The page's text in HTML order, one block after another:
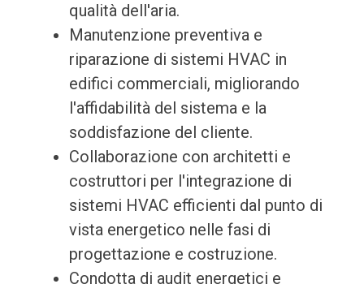
qualità dell'aria.
Manutenzione preventiva e
riparazione di sistemi HVAC in
edifici commerciali, migliorando
l'affidabilità del sistema e la
soddisfazione del cliente.
Collaborazione con architetti e
costruttori per l'integrazione di
sistemi HVAC efficienti dal punto di
vista energetico nelle fasi di
progettazione e costruzione.
Condotta di audit energetici e